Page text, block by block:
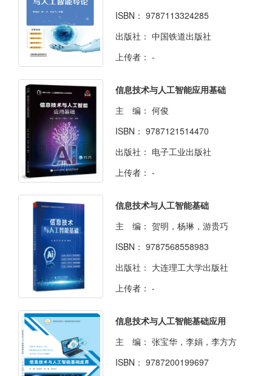
ISBN： 9787113324285
出版社： 中国铁道出版社
上传者： -
信息技术与人工智能应用基础
主 编： 何俊
ISBN： 9787121514470
出版社： 电子工业出版社
上传者： -
信息技术与人工智能基础
主 编： 贺明，杨琳，游贵巧
ISBN： 9787568558983
出版社： 大连理工大学出版社
上传者： -
信息技术与人工智能基础应用
主 编： 张宝华，李娟，李方方
ISBN： 9787200199697